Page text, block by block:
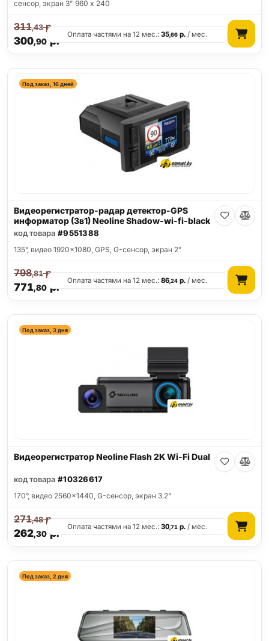
сенсор, экран 3" 960 x 240
300,90р.
311,43р.
Оплата частями на 12 мес.:35,66 р. / мес.
Под заказ, 16 дней
Видеорегистратор-радар детектор-GPS
информатор (3в1) Neoline Shadow-wi-fi-black
код товара #9551388
135°, видео 1920x1080, GPS, G-сенсор, экран 2"
771,80р.
798,81р.
Оплата частями на 12 мес.:86,24 р. / мес.
Под заказ, 3 дня
Видеорегистратор Neoline Flash 2K Wi-Fi Dual
код товара #10326617
170°, видео 2560x1440, G-сенсор, экран 3.2"
262,30р.
271,48р.
Оплата частями на 12 мес.:30,71 р. / мес.
Под заказ, 2 дня